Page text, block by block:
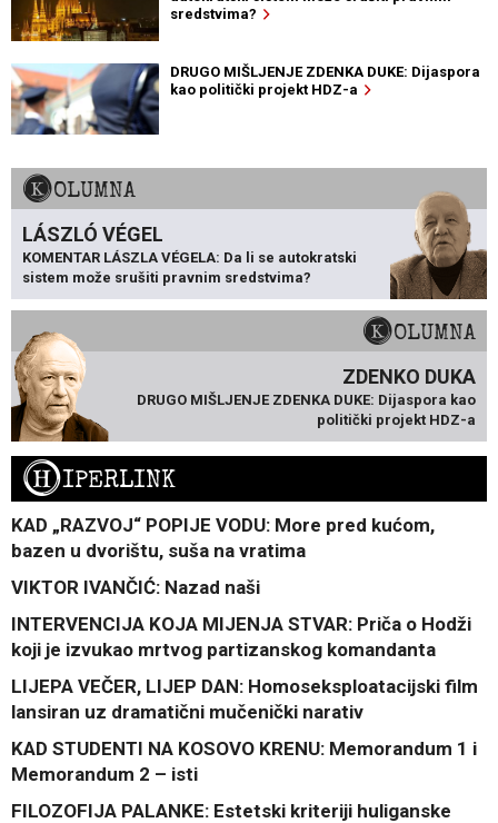
sredstvima?
DRUGO MIŠLJENJE ZDENKA DUKE: Dijaspora
kao politički projekt HDZ-a
KOLUMNA
LÁSZLÓ VÉGEL
KOMENTAR LÁSZLA VÉGELA: Da li se autokratski
sistem može srušiti pravnim sredstvima?
KOLUMNA
ZDENKO DUKA
DRUGO MIŠLJENJE ZDENKA DUKE: Dijaspora kao
politički projekt HDZ-a
HIPERLINK
KAD „RAZVOJ“ POPIJE VODU: More pred kućom,
bazen u dvorištu, suša na vratima
VIKTOR IVANČIĆ: Nazad naši
INTERVENCIJA KOJA MIJENJA STVAR: Priča o Hodži
koji je izvukao mrtvog partizanskog komandanta
LIJEPA VEČER, LIJEP DAN: Homoseksploatacijski film
lansiran uz dramatični mučenički narativ
KAD STUDENTI NA KOSOVO KRENU: Memorandum 1 i
Memorandum 2 – isti
FILOZOFIJA PALANKE: Estetski kriteriji huliganske